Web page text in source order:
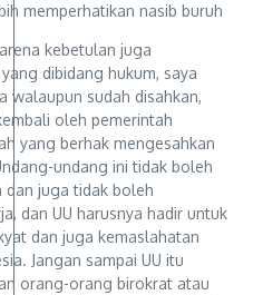
memperhatikan nasib buruh
kebetulan juga
dibidang hukum, saya
walaupun sudah disahkan,
oleh pemerintah
yang berhak mengesahkan
undang ini tidak boleh
dan juga tidak boleh
dan UU harusnya hadir untuk
dan juga kemaslahatan
Jangan sampai UU itu
orang-orang birokrat atau